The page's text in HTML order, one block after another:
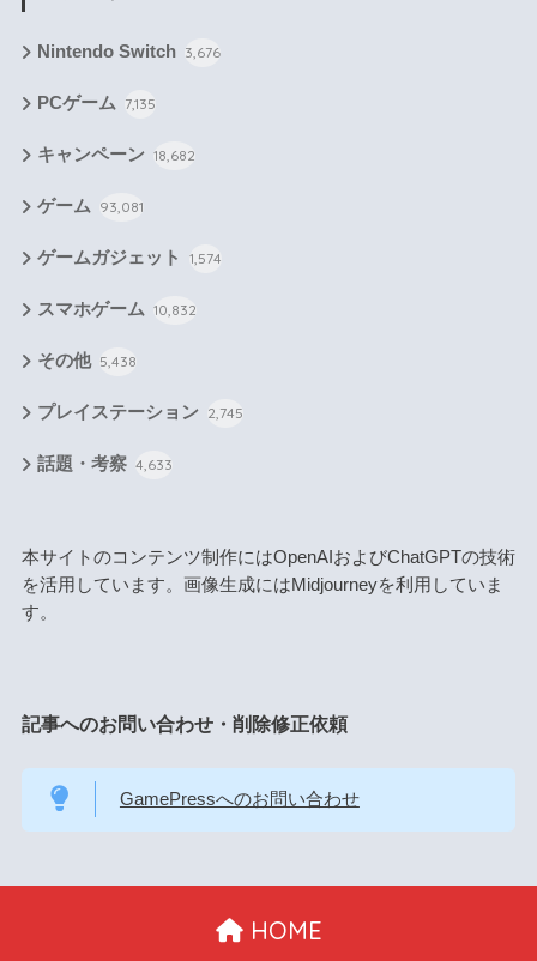
Nintendo Switch 3,676
PCゲーム 7,135
キャンペーン 18,682
ゲーム 93,081
ゲームガジェット 1,574
スマホゲーム 10,832
その他 5,438
プレイステーション 2,745
話題・考察 4,633
本サイトのコンテンツ制作にはOpenAIおよびChatGPTの技術
を活用しています。画像生成にはMidjourneyを利用していま
す。
記事へのお問い合わせ・削除修正依頼
GamePressへのお問い合わせ
HOME